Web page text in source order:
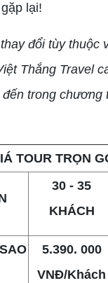
lại!
đổi tùy thuộc
Thắng Travel
trong chương
TOUR TRỌN
30 - 35
KHÁCH
5.390. 000
VNĐ/Khách